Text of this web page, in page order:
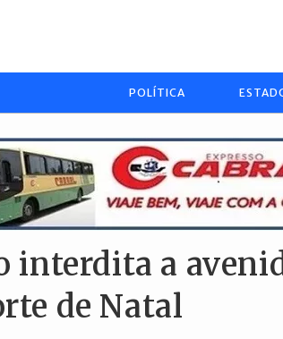
POLÍTICA
interdita a
de Natal